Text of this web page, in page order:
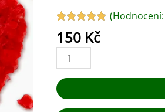
Hodnoceno
5.00z 5 na
základě
hodnocení
zákazníků
150 Kč
–
svatební
dekorace,
Valentýn,
romantika
množství